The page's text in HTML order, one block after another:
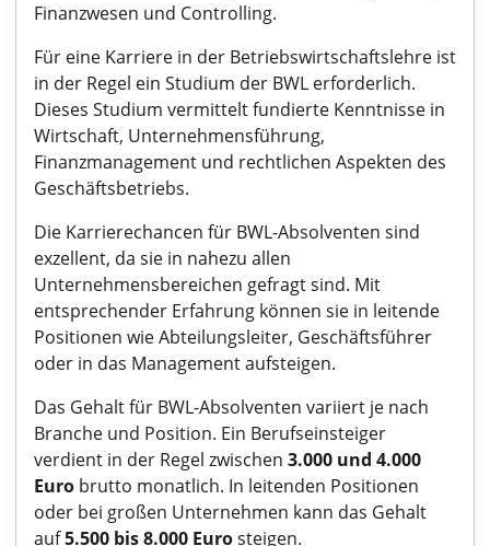
Finanzwesen und Controlling.
Für eine Karriere in der Betriebswirtschaftslehre ist
in der Regel ein Studium der BWL erforderlich.
Dieses Studium vermittelt fundierte Kenntnisse in
Wirtschaft, Unternehmensführung,
Finanzmanagement und rechtlichen Aspekten des
Geschäftsbetriebs.
Die Karrierechancen für BWL-Absolventen sind
exzellent, da sie in nahezu allen
Unternehmensbereichen gefragt sind. Mit
entsprechender Erfahrung können sie in leitende
Positionen wie Abteilungsleiter, Geschäftsführer
oder in das Management aufsteigen.
Das Gehalt für BWL-Absolventen variiert je nach
Branche und Position. Ein Berufseinsteiger
verdient in der Regel zwischen 3.000 und 4.000
Euro brutto monatlich. In leitenden Positionen
oder bei großen Unternehmen kann das Gehalt
auf5.500 bis 8.000 Eurosteigen.